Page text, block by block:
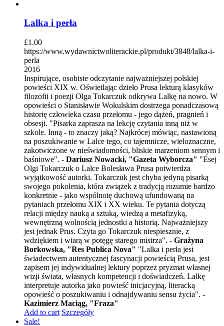
Lalka i perła
£1.00
https://www.wydawnictwoliterackie.pl/produkt/3848/lalka-i-
perla
2016
Inspirujące, osobiste odczytanie najważniejszej polskiej
powieści XIX w. Oświetlając dzieło Prusa lekturą klasyków
filozofii i poezji Olga Tokarczuk odkrywa Lalkę na nowo. W
opowieści o Stanisławie Wokulskim dostrzega ponadczasową
historię człowieka czasu przełomu - jego dążeń, pragnień i
obsesji. "Pisarka zaprasza na lekcję czytania inną niż w
szkole. Inną - to znaczy jaką? Najkrócej mówiąc, nastawioną
na poszukiwanie w Lalce tego, co tajemnicze, wieloznaczne,
zakotwiczone w nieświadomości, bliskie marzeniom sennym i
baśniowe". - Dariusz Nowacki, "Gazeta Wyborcza" "Esej
Olgi Tokarczuk o Lalce Bolesława Prusa potwierdza
wyjątkowość autorki. Tokarczuk jest chyba jedyną pisarką
swojego pokolenia, która związek z tradycją rozumie bardzo
konkretnie - jako wspólnotę duchową ufundowaną na
pytaniach przełomu XIX i XX wieku. Te pytania dotyczą
relacji między nauką a sztuką, wiedzą a metafizyką,
wewnętrzną wolnością jednostki a historią. Najważniejszy
jest jednak Prus. Czyta go Tokarczuk niespiesznie, z
wdziękiem i wiarą w potęgę starego mistrza". - Grażyna
Borkowska, "Res Publica Nova" "Lalka i perła jest
świadectwem autentycznej fascynacji powieścią Prusa, jest
zapisem jej indywidualnej lektury poprzez pryzmat własnej
wizji świata, własnych kompetencji i doświadczeń. Lalkę
interpretuje autorka jako powieść inicjacyjną, literacką
opowieść o poszukiwaniu i odnajdywaniu sensu życia". -
Kazimierz Maciąg, "Fraza"
Add to cart Szczegóły
Sale!